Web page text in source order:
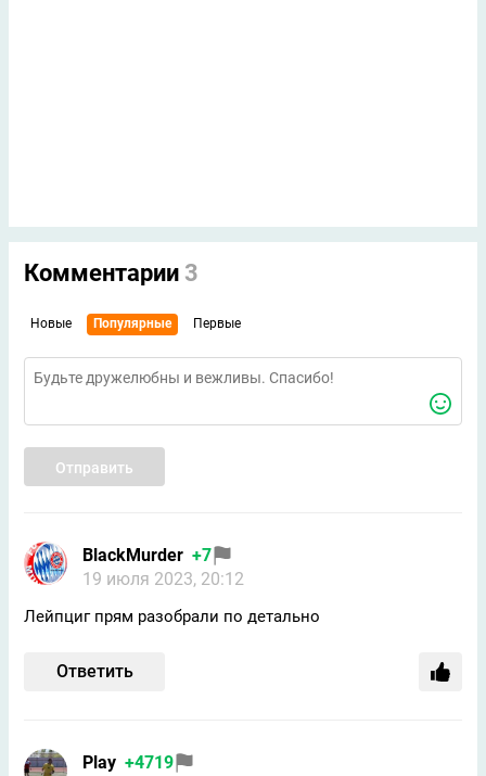
Комментарии 3
Новые Популярные Первые
Отправить
BlackMurder +7
19 июля 2023, 20:12
Лейпциг прям разобрали по детально
Ответить
Play +4719